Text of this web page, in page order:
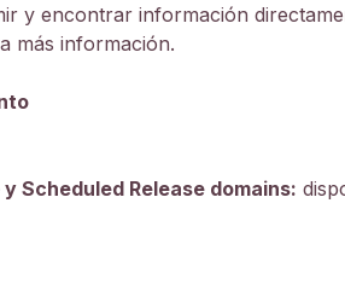
y encontrar información
más información.
y Scheduled Release domains: